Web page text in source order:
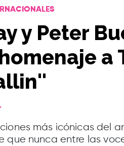
y Peter
a
más icónicas del
que nunca entre las